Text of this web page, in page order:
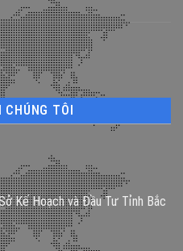
CHÚNG TÔI
Kế Hoạch và Đầu Tư Tỉnh Bắc